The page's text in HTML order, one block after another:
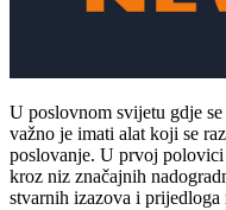
U poslovnom svijetu gdje
važno je imati alat koji se
poslovanje. U prvoj
kroz niz značajnih
stvarnih izazova i prijedloga